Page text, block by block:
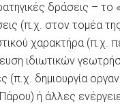
δράσεις – το
(π.χ. στον τομέα της
χαρακτήρα (π.χ.
ιδιωτικών
(π.χ. δημιουργία
ή άλλες